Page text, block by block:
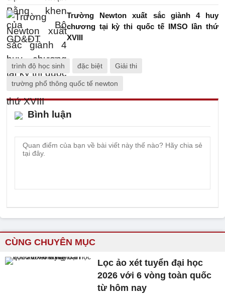
Trường Newton xuất sắc giành 4 huy
chương tại kỳ thi quốc tế IMSO lần thứ
XVIII
trình độ học sinh đặc biệt Giải thi
trường phổ thông quốc tế newton
Bình luận
CÙNG CHUYÊN MỤC
Lọc ảo xét tuyển đại học
2026 với 6 vòng toàn quốc
từ hôm nay